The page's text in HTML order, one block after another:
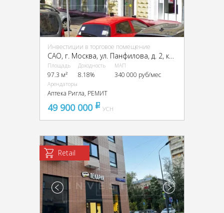
Инвестиции в торговое помещение
CАО, г. Москва, ул. Панфилова, д. 2, корп. 2
Площадь
97.3 м²
Доходность
8.18%
МАП
340 000 руб/мес
Арендаторы
Аптека Ригла, РЕМИТ
49 900 000 pуб
УСН
Retail